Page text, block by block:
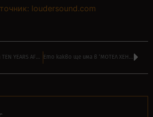
loudersound.com
Барабанистът на TEN YEARS AFTER – РИК ЛИЙ издава автобиография Ето какво ще има в ‘МОТЕЛ ХЕНТАЙ’ на НАСО РУСКОВ от 16:00